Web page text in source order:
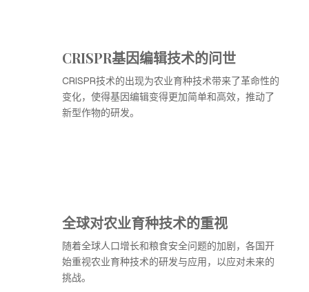
CRISPR基因编辑技术的问世
CRISPR技术的出现为农业育种技术带来了革命性的
变化，使得基因编辑变得更加简单和高效，推动了
新型作物的研发。
全球对农业育种技术的重视
随着全球人口增长和粮食安全问题的加剧，各国开
始重视农业育种技术的研发与应用，以应对未来的
挑战。